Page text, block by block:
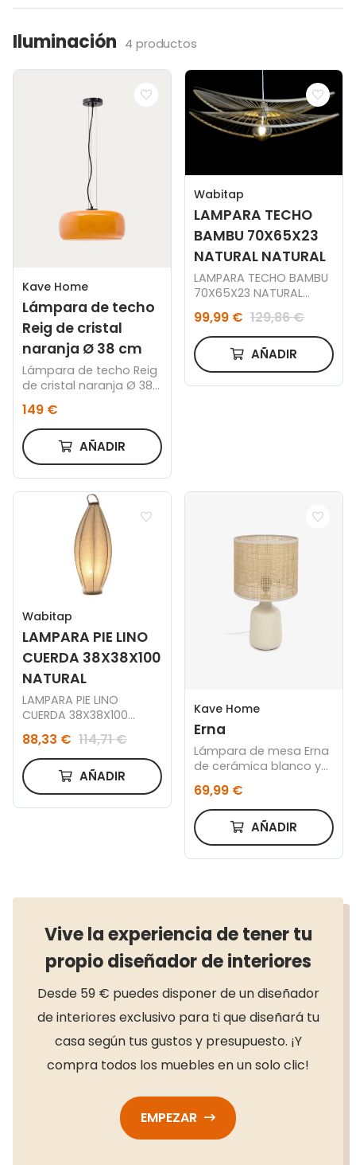
Iluminación 4 productos
Kave Home
Lámpara de techo
Reig de cristal
naranja Ø 38 cm
Lámpara de techo Reig
de cristal naranja Ø 38
149 €
AÑADIR
Wabitap
LAMPARA TECHO
BAMBU 70X65X23
NATURAL NATURAL
LAMPARA TECHO BAMBU
70X65X23 NATURAL
NATURAL
99,99 € 129,86 €
AÑADIR
Wabitap
LAMPARA PIE LINO
CUERDA 38X38X100
NATURAL
LAMPARA PIE LINO
CUERDA 38X38X100
88,33 € 114,71 €
AÑADIR
Kave Home
Erna
Lámpara de mesa Erna
de cerámica blanco y
natural
69,99 €
AÑADIR
Vive la experiencia de tener tu
propio diseñador de interiores
Desde 59 € puedes disponer de un diseñador
de interiores exclusivo para ti que diseñará tu
casa según tus gustos y presupuesto. ¡Y
compra todos los muebles en un solo clic!
EMPEZAR